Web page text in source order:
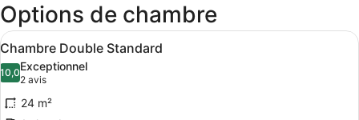
Options de chambre
Afficher
toutes
les
photos
pour
Une chambre d’hôtel avec un
13
Chambre Double Standard
10,010,0 sur 10
Exceptionnel
2 avis
(2 avis)
24 m²